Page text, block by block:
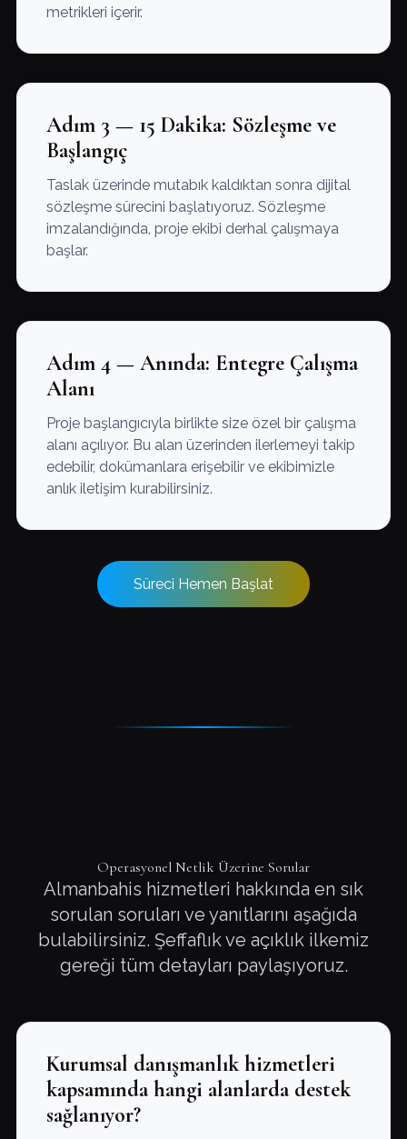
metrikleri içerir.
Adım 3 — 15 Dakika: Sözleşme ve
Başlangıç
Taslak üzerinde mutabık kaldıktan sonra dijital
sözleşme sürecini başlatıyoruz. Sözleşme
imzalandığında, proje ekibi derhal çalışmaya
başlar.
Adım 4 — Anında: Entegre Çalışma
Alanı
Proje başlangıcıyla birlikte size özel bir çalışma
alanı açılıyor. Bu alan üzerinden ilerlemeyi takip
edebilir, dokümanlara erişebilir ve ekibimizle
anlık iletişim kurabilirsiniz.
Süreci Hemen Başlat
Operasyonel Netlik Üzerine Sorular
Almanbahis hizmetleri hakkında en sık
sorulan soruları ve yanıtlarını aşağıda
bulabilirsiniz. Şeffaflık ve açıklık ilkemiz
gereği tüm detayları paylaşıyoruz.
Kurumsal danışmanlık hizmetleri
kapsamında hangi alanlarda destek
sağlanıyor?